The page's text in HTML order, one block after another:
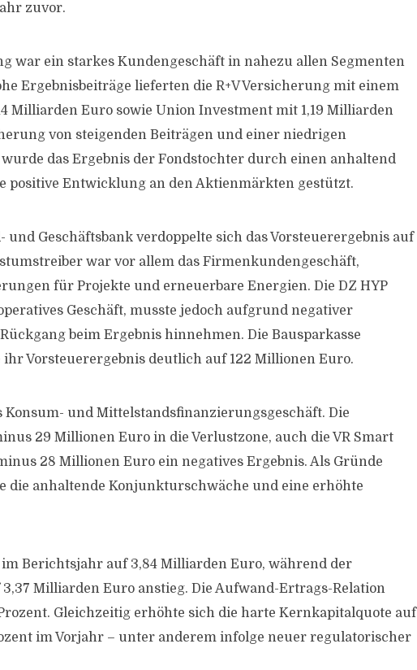
zuvor.
war ein starkes Kundengeschäft in nahezu allen Segmenten
Ergebnisbeiträge lieferten die R+V Versicherung mit einem
Milliarden Euro sowie Union Investment mit 1,19 Milliarden
von steigenden Beiträgen und einer niedrigen
das Ergebnis der Fondstochter durch einen anhaltend
positive Entwicklung an den Aktienmärkten gestützt.
und Geschäftsbank verdoppelte sich das Vorsteuerergebnis auf
war vor allem das Firmenkundengeschäft,
für Projekte und erneuerbare Energien. Die DZ HYP
Geschäft, musste jedoch aufgrund negativer
beim Ergebnis hinnehmen. Die Bausparkasse
Vorsteuerergebnis deutlich auf 122 Millionen Euro.
Konsum- und Mittelstandsfinanzierungsgeschäft. Die
29 Millionen Euro in die Verlustzone, auch die VR Smart
28 Millionen Euro ein negatives Ergebnis. Als Gründe
die anhaltende Konjunkturschwäche und eine erhöhte
Berichtsjahr auf 3,84 Milliarden Euro, während der
Milliarden Euro anstieg. Die Aufwand-Ertrags-Relation
Gleichzeitig erhöhte sich die harte Kernkapitalquote auf
im Vorjahr – unter anderem infolge neuer regulatorischer